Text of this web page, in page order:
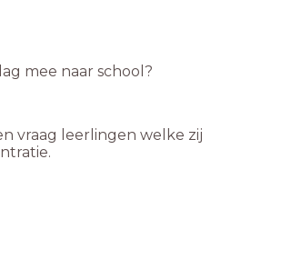
mee naar school?
vraag leerlingen welke zij